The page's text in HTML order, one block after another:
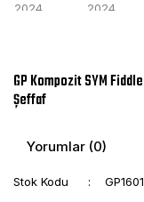
GP Kompozit SYM
Şeffaf
Yorumlar (0)
Stok Kodu